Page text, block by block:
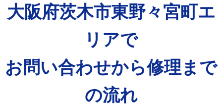
大阪府茨木市東野々宮町エ
リアで
お問い合わせから修理まで
の流れ